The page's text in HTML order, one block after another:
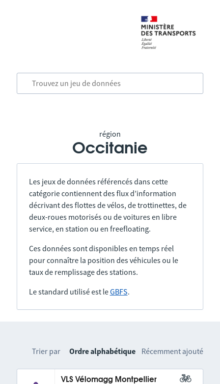
région
Occitanie
Les jeux de données référencés dans cette
catégorie contiennent des flux d’information
décrivant des flottes de vélos, de trottinettes, de
deux-roues motorisés ou de voitures en libre
service, en station ou en freefloating.
Ces données sont disponibles en temps réel
pour connaître la position des véhicules ou le
taux de remplissage des stations.
Le standard utilisé est leGBFS.
Trier par Ordre alphabétique Récemment ajouté
VLS Vélomagg Montpellier